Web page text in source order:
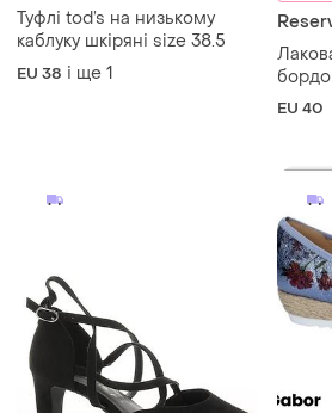
Туфлі tod’s на низькому
каблуку шкіряні size 38.5
EU 38 і ще 1
EU 40